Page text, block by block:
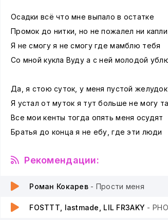
Осадки всё что мне выпало в остатке
Промок до нитки, но не пожалел ни капли
Я не смогу я не смогу где мамблю тебя
Со мной кукла Вуду а с ней молодой
Да, я стою суток, у меня пустой желудок
Я устал от муток я тут больше не могу
Все мои кенты тогда опять меня осудят
Братья до конца я не ебу, где эти люди
Рекомендации:
Роман Кокарев - Прости меня
FOSTTT, lastmade, LIL FR3AKY -